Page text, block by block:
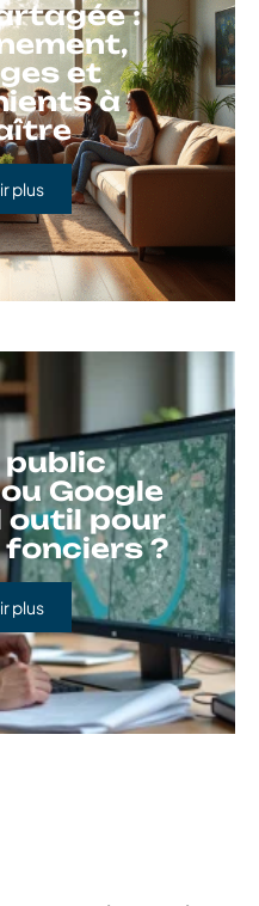
:
et
à
plus
public
Google
outil pour
?
plus